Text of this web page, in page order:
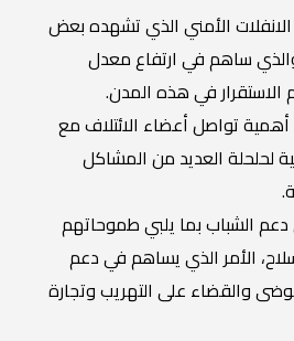
الأمني الذي تشهده بعض
ساهم في ارتفاع معدل
الاستقرار في هذه المدن.
أهمية تواصل أعضاء الائتلاف مع
لحلحلة العديد من المشاكل
دعم الشباب بما يلبي طموحاتهم
الأمر الذي يساهم في دعم
والقضاء على التهريب وتجارة